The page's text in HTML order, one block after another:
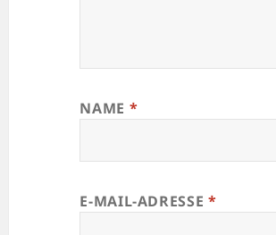
NAME *
E-MAIL-ADRESSE *